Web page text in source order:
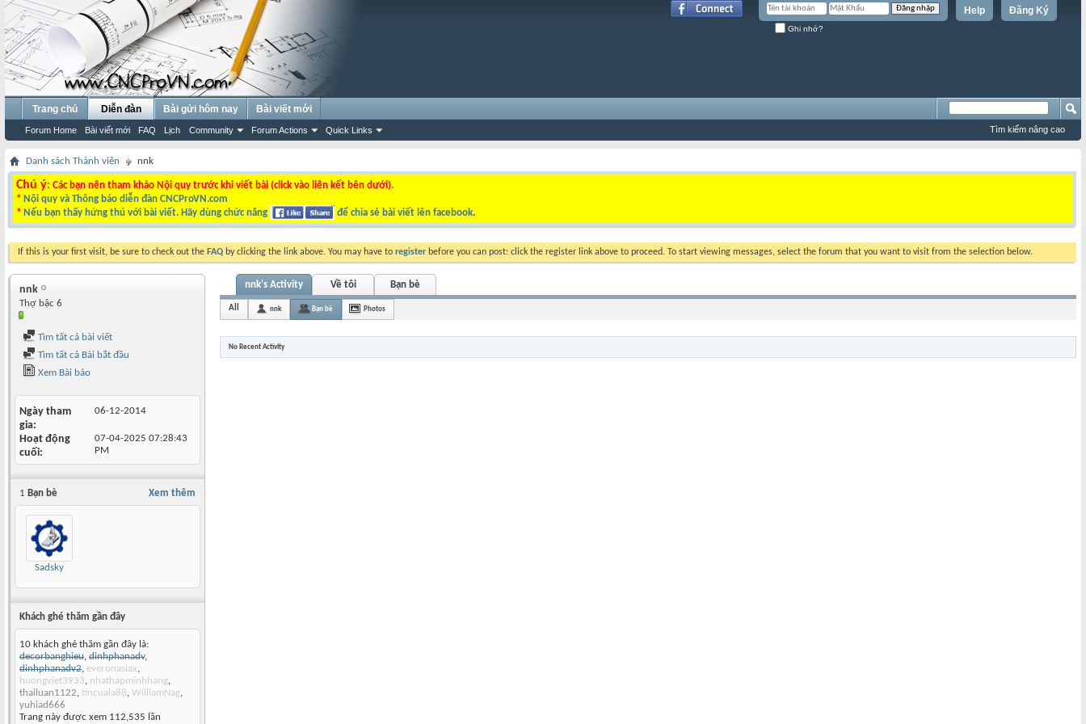
Đăng Ký
Help
Ghi nhớ?
Trang chủ Diễn đàn
Forum Home Bài viết mới FAQ Lịch Community Forum Actions Quick Links
Bài gửi hôm nay Bài viết mới
Tìm kiếm nâng cao
Danh sách Thành viên nnk
Chú ý: Các bạn nên tham khảo Nội quy trước khi viết bài (click vào liên kết bên dưới).
* Nội quy và Thông báo diễn đàn CNCProVN.com
* Nếu bạn thấy hứng thú với bài viết. Hãy dùng chức năng để chia sẻ bài viết lên facebook.
If this is your first visit, be sure to check out the FAQ by clicking the link above. You may have to register before you can post: click the register link above to proceed. To start viewing messages, select the forum that you want to visit from the selection below.
nnk
Thợ bậc 6
Tìm tất cả bài viết
Tìm tất cả Bài bắt đầu
Xem Bài báo
Ngày tham
gia
06-12-2014
Hoạt động
cuối
07-04-2025 07:28:43
PM
Xem thêm
1 Bạn bè
Sadsky
Khách ghé thăm gần đây
10 khách ghé thăm gần đây là:
decorbanghieu, dinhphanadv,
dinhphanadv2, everonasiax,
huongviet3933, nhathapminhhang,
thailuan1122, tincuala88, WilliamNag,
yuhiad666
Trang này được xem 112,535 lần
nnk's Activity Về tôi Bạn bè
All nnk Bạn bè Photos
No Recent Activity